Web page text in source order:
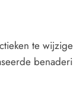
te